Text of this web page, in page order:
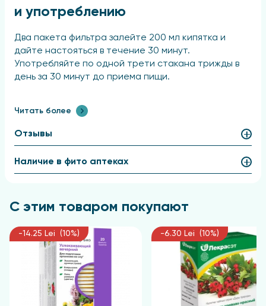
и употреблению
Два пакета фильтра залейте 200 мл кипятка и
дайте настояться в течение 30 минут.
Употребляйте по одной трети стакана трижды в
день за 30 минут до приема пищи.
Читать более
Отзывы
Наличие в фито аптеках
С этим товаром покупают
-14.25 Lei (10%) -6.30 Lei (10%)